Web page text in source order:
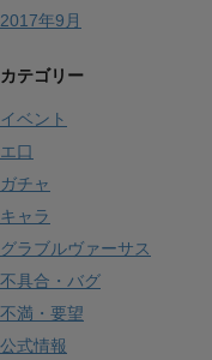
2017年9月
カテゴリー
イベント
エ口
ガチャ
キャラ
グラブルヴァーサス
不具合・バグ
不満・要望
公式情報